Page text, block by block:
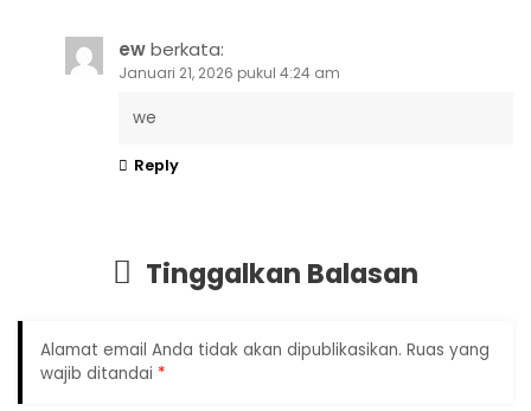
ewberkata:
Januari 21, 2026 pukul 4:24 am
we
Reply
Tinggalkan Balasan
Alamat email Anda tidak akan dipublikasikan. Ruas yang
wajib ditandai *